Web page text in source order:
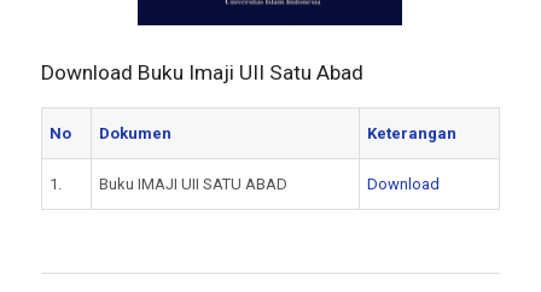
Download Buku Imaji UII Satu Abad
No Dokumen Keterangan
1. Buku IMAJI UII SATU ABAD Download